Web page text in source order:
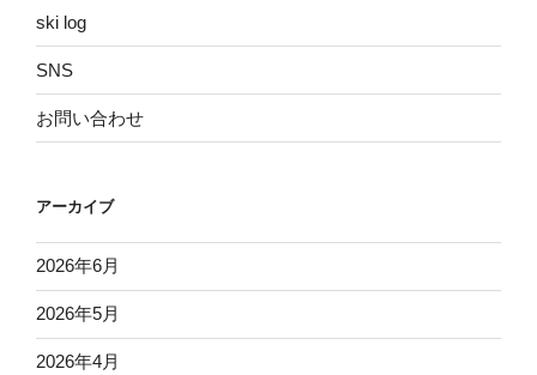
ski log
SNS
お問い合わせ
アーカイブ
2026年6月
2026年5月
2026年4月